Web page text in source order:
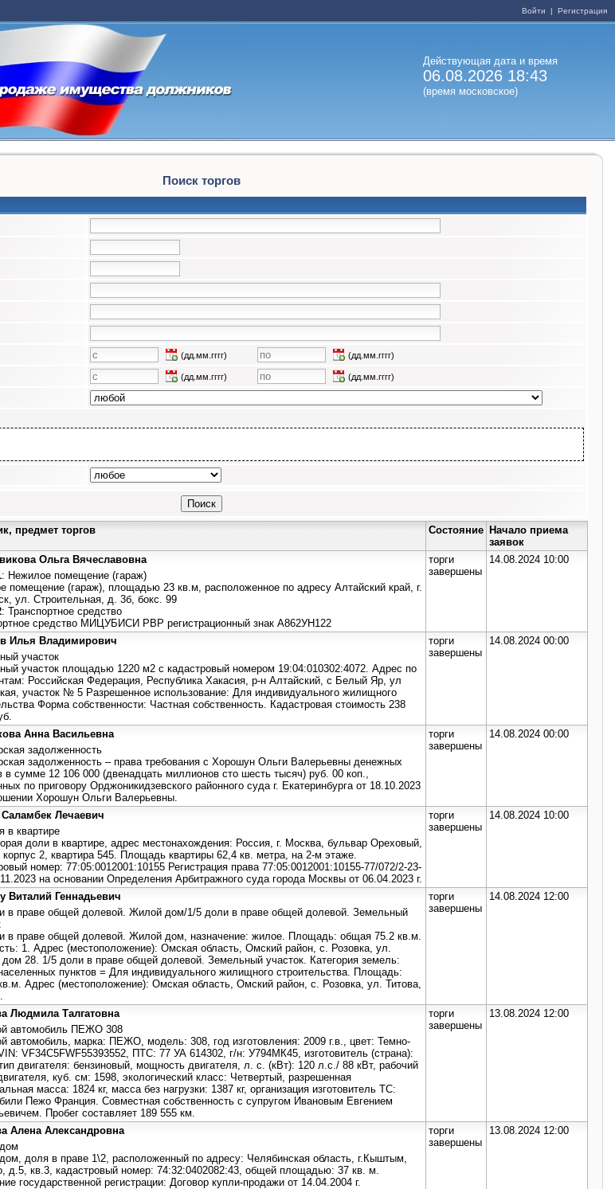
Войти | Регистрация
Действующая дата и время
06.08.2026 18:43
(время московское)
Поиск торгов
(дд.мм.гггг) (дд.мм.гггг)
(дд.мм.гггг) (дд.мм.гггг)
предмет торгов Состояние Начало приема
заявок
Ольга Вячеславовна
: Нежилое помещение (гараж)
помещение (гараж), площадью 23 кв.м, расположенное по адресу Алтайский край, г.
ул. Строительная, д. 3б, бокс. 99
: Транспортное средство
средство МИЦУБИСИ РВР регистрационный знак А862УН122
торги
завершены
14.08.2024 10:00
Илья Владимирович
участок
участок площадью 1220 м2 с кадастровый номером 19:04:010302:4072. Адрес по
Российская Федерация, Республика Хакасия, р-н Алтайский, с Белый Яр, ул
участок № 5 Разрешенное использование: Для индивидуального жилищного
Форма собственности: Частная собственность. Кадастровая стоимость 238
торги
завершены
14.08.2024 00:00
Анна Васильевна
задолженность
задолженность – права требования с Хорошун Ольги Валерьевны денежных
в сумме 12 106 000 (двенадцать миллионов сто шесть тысяч) руб. 00 коп.,
по приговору Орджоникидзевского районного суда г. Екатеринбурга от 18.10.2023
Хорошун Ольги Валерьевны.
торги
завершены
14.08.2024 00:00
Саламбек Лечаевич
в квартире
доли в квартире, адрес местонахождения: Россия, г. Москва, бульвар Ореховый,
2, квартира 545. Площадь квартиры 62,4 кв. метра, на 2-м этаже.
номер: 77:05:0012001:10155 Регистрация права 77:05:0012001:10155-77/072/2-23-
на основании Определения Арбитражного суда города Москвы от 06.04.2023 г.
торги
завершены
14.08.2024 10:00
Виталий Геннадьевич
в праве общей долевой. Жилой дом/1/5 доли в праве общей долевой. Земельный
в праве общей долевой. Жилой дом, назначение: жилое. Площадь: общая 75.2 кв.м.
1. Адрес (местоположение): Омская область, Омский район, с. Розовка, ул.
дом 28. 1/5 доли в праве общей долевой. Земельный участок. Категория земель:
пунктов = Для индивидуального жилищного строительства. Площадь:
Адрес (местоположение): Омская область, Омский район, с. Розовка, ул. Титова,
торги
завершены
14.08.2024 12:00
Людмила Талгатовна
автомобиль ПЕЖО 308
автомобиль, марка: ПЕЖО, модель: 308, год изготовления: 2009 г.в., цвет: Темно-
VF34C5FWF55393552, ПТС: 77 УА 614302, г/н: У794МК45, изготовитель (страна):
двигателя: бензиновый, мощность двигателя, л. с. (кВт): 120 л.с./ 88 кВт, рабочий
куб. см: 1598, экологический класс: Четвертый, разрешенная
масса: 1824 кг, масса без нагрузки: 1387 кг, организация изготовитель ТС:
Пежо Франция. Совместная собственность с супругом Ивановым Евгением
Пробег составляет 189 555 км.
торги
завершены
13.08.2024 12:00
Алена Александровна
доля в праве 1\2, расположенный по адресу: Челябинская область, г.Кыштым,
д.5, кв.3, кадастровый номер: 74:32:0402082:43, общей площадью: 37 кв. м.
государственной регистрации: Договор купли-продажи от 14.04.2004 г.
торги
завершены
13.08.2024 12:00